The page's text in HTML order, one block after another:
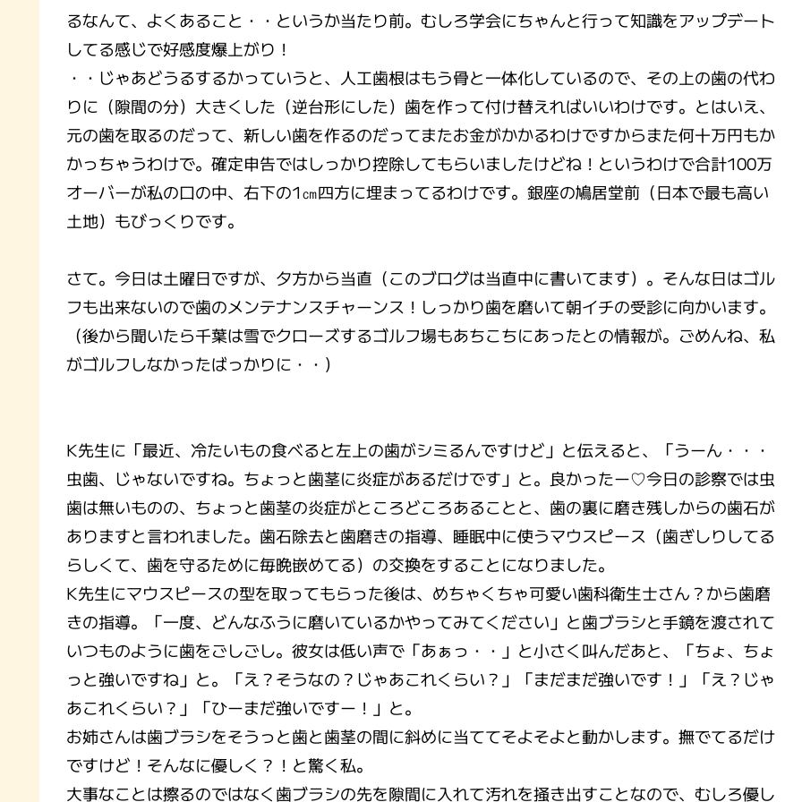
るなんて、よくあること・・というか当たり前。むしろ学会にちゃんと行って知識をアップデート
してる感じで好感度爆上がり！
・・じゃあどうるするかっていうと、人工歯根はもう骨と一体化しているので、その上の歯の代わ
りに（隙間の分）大きくした（逆台形にした）歯を作って付け替えればいいわけです。とはいえ、
元の歯を取るのだって、新しい歯を作るのだってまたお金がかかるわけですからまた何十万円もか
かっちゃうわけで。確定申告ではしっかり控除してもらいましたけどね！というわけで合計100万
オーバーが私の口の中、右下の1㎝四方に埋まってるわけです。銀座の鳩居堂前（日本で最も高い
土地）もびっくりです。
さて。今日は土曜日ですが、夕方から当直（このブログは当直中に書いてます）。そんな日はゴル
フも出来ないので歯のメンテナンスチャーンス！しっかり歯を磨いて朝イチの受診に向かいます。
（後から聞いたら千葉は雪でクローズするゴルフ場もあちこちにあったとの情報が。ごめんね、私
がゴルフしなかったばっかりに・・）
K先生に「最近、冷たいもの食べると左上の歯がシミるんですけど」と伝えると、「うーん・・・
虫歯、じゃないですね。ちょっと歯茎に炎症があるだけです」と。良かったー♡今日の診察では虫
歯は無いものの、ちょっと歯茎の炎症がところどころあることと、歯の裏に磨き残しからの歯石が
ありますと言われました。歯石除去と歯磨きの指導、睡眠中に使うマウスピース（歯ぎしりしてる
らしくて、歯を守るために毎晩嵌めてる）の交換をすることになりました。
K先生にマウスピースの型を取ってもらった後は、めちゃくちゃ可愛い歯科衛生士さん？から歯磨
きの指導。「一度、どんなふうに磨いているかやってみてください」と歯ブラシと手鏡を渡されて
いつものように歯をごしごし。彼女は低い声で「あぁっ・・」と小さく叫んだあと、「ちょ、ちょ
っと強いですね」と。「え？そうなの？じゃあこれくらい？」「まだまだ強いです！」「え？じゃ
あこれくらい？」「ひーまだ強いですー！」と。
お姉さんは歯ブラシをそうっと歯と歯茎の間に斜めに当ててそよそよと動かします。撫でてるだけ
ですけど！そんなに優しく？！と驚く私。
大事なことは擦るのではなく歯ブラシの先を隙間に入れて汚れを掻き出すことなので、むしろ優し